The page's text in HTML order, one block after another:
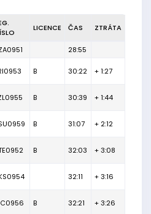
LICENCE ČAS ZTRÁTA
28:55
B 30:22 + 1:27
B 30:39 + 1:44
B 31:07 + 2:12
B 32:03 + 3:08
32:11 + 3:16
B 32:21 + 3:26